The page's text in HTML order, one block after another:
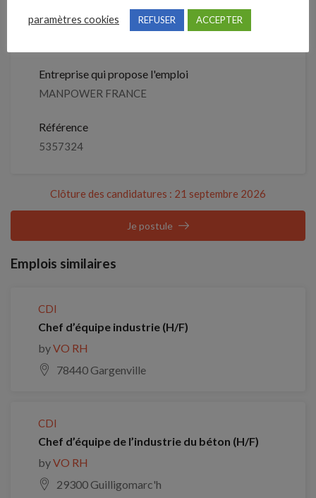
Détails de l’offre
Entreprise qui propose l'emploi
MANPOWER FRANCE
Référence
5357324
Clôture des candidatures : 21 septembre 2026
Je postule
Emplois similaires
CDI
Chef d’équipe industrie (H/F)
byVO RH
78440 Gargenville
CDI
Chef d’équipe de l’industrie du béton (H/F)
byVO RH
29300 Guilligomarc'h
paramètres cookies REFUSER ACCEPTER